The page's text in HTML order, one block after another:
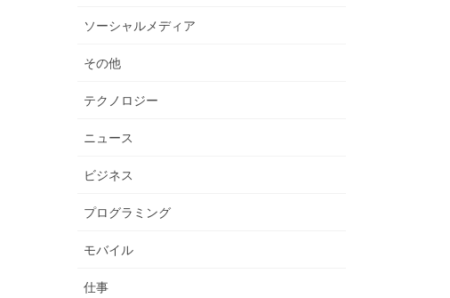
ソーシャルメディア
その他
テクノロジー
ニュース
ビジネス
プログラミング
モバイル
仕事